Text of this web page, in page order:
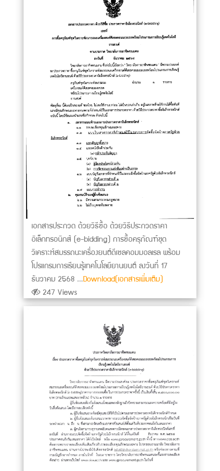
เอกสารประกวด ด้วยวิธีซื้อ ด้วยวิธีประกวดราคา
อิเล็กทรอนิกส์ (e-bidding) การซื้อครุภัณฑ์ชุด
วิเคราะห์สมรรถนะเครื่องยนต์ดีเซลคอมมอลเรล พร้อม
โปรแกรมการเรียนรู้เทคโนโลยียานยนต์ ลงวันที่ 17
ธันวาคม 2568 ...Download(เอกสารเพิ่มเติม)
247 Views